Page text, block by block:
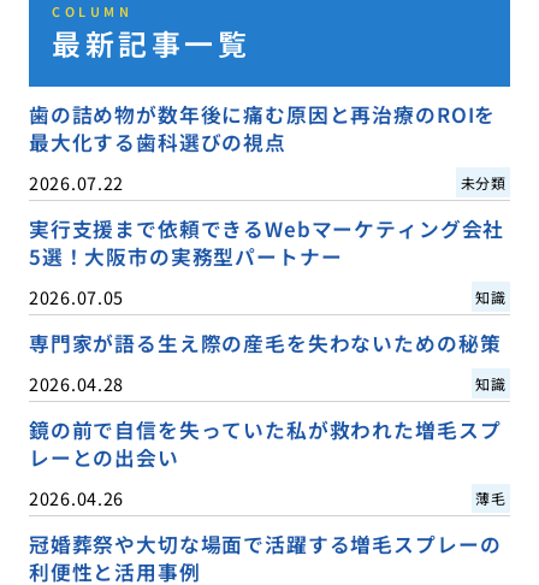
COLUMN
最新記事一覧
歯の詰め物が数年後に痛む原因と再治療のROIを
最大化する歯科選びの視点
2026.07.22 未分類
実行支援まで依頼できるWebマーケティング会社
5選！大阪市の実務型パートナー
2026.07.05 知識
専門家が語る生え際の産毛を失わないための秘策
2026.04.28 知識
鏡の前で自信を失っていた私が救われた増毛スプ
レーとの出会い
2026.04.26 薄毛
冠婚葬祭や大切な場面で活躍する増毛スプレーの
利便性と活用事例